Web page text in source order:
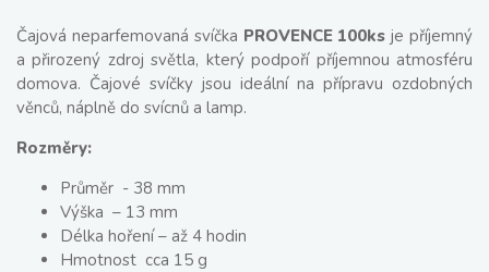
Čajová neparfemovaná svíčka PROVENCE100ks je příjemný
a přirozený zdroj světla, který podpoří příjemnou atmosféru
domova. Čajové svíčky jsou ideální na přípravu ozdobných
věnců, náplně do svícnů a lamp.
Rozměry:
Průměr - 38 mm
Výška – 13 mm
Délka hoření – až 4 hodin
Hmotnost cca 15 g